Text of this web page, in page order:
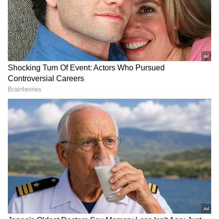
Related Articles
ಕರ್ನಾಟಕ NEET UG 2025 ಕೌನ್ಸೆಲಿಂಗ್ ದಿನಾಂಕ
ವಿಸ್ತರಣೆ, ಇನ್ನೆರಡು ದಿನವಷ್ಟೇ ಅವಕಾಶ
KCET, NEET ಮಾಕ್ ಸೀಟು ಹಂಚಿಕೆ ರಿಲಸ್ಟ್ ಪ್ರಕಟಿಸಿದ
ಕರ್ನಾಟಕ ಪರೀಕ್ಷಾ ಪ್ರಾಧಿಕಾರ
DOWNLOAD APP